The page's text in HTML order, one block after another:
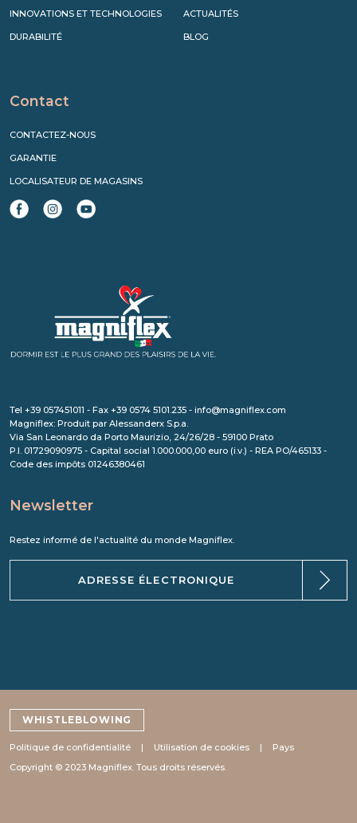
INNOVATIONS ET TECHNOLOGIES
DURABILITÉ
ACTUALITÉS
BLOG
Contact
CONTACTEZ-NOUS
GARANTIE
LOCALISATEUR DE MAGASINS
Tel +39 057451011 - Fax +39 0574 5101.235 - info@magniflex.com
Magniflex: Produit par Alessanderx S.p.a.
Via San Leonardo da Porto Maurizio, 24/26/28 - 59100 Prato
P.I. 01729090975 - Capital social 1.000.000,00 euro (i.v.) - REA PO/465133 -
Code des impôts 01246380461
Newsletter
Restez informé de l'actualité du monde Magniflex.
WHISTLEBLOWING
Politique de confidentialité Utilisation de cookies
Pays
Copyright © 2023 Magniflex. Tous droits réservés.